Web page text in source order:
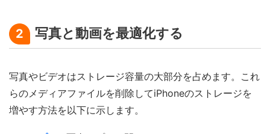
2 写真と動画を最適化する
写真やビデオはストレージ容量の大部分を占めます。これ
らのメディアファイルを削除してiPhoneのストレージを
増やす方法を以下に示します。